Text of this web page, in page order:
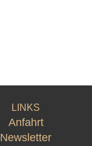
LINKS
Anfahrt
Newsletter